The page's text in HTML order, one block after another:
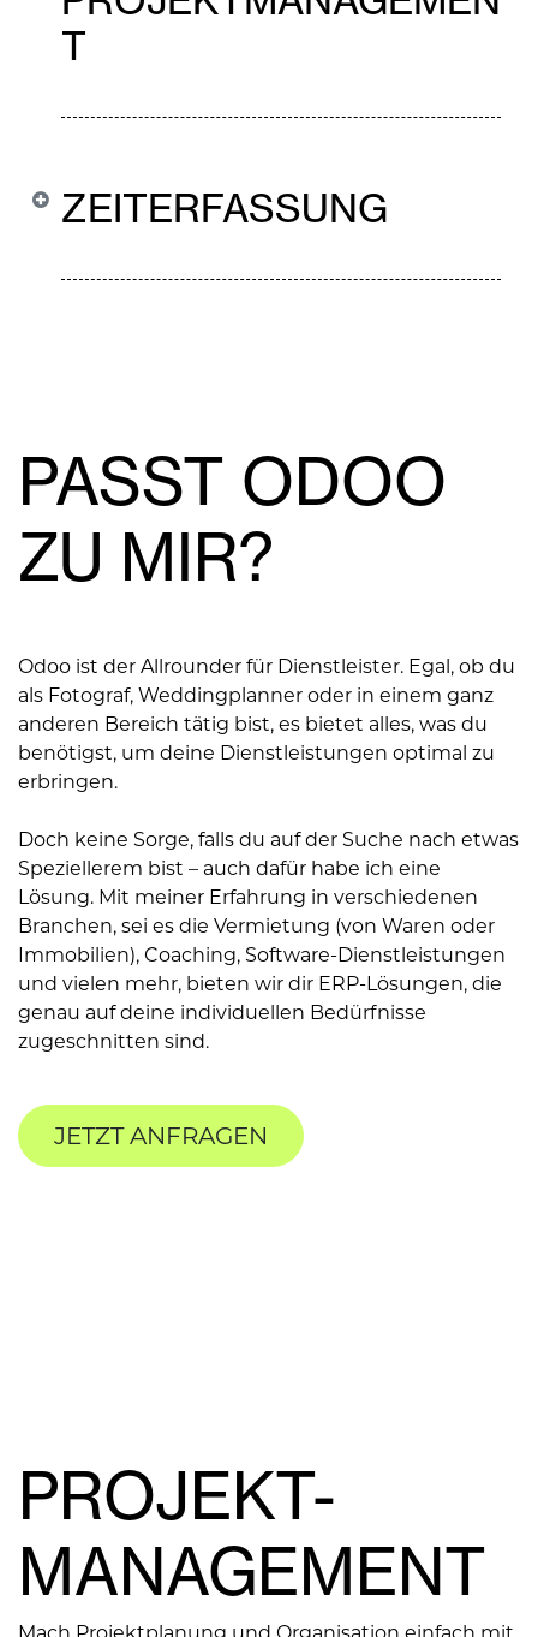
T
ZEITERFASSUNG
PASST ODOO
ZU MIR?
Odoo ist der Allrounder für Dienstleister. Egal, ob du
als Fotograf, Weddingplanner oder in einem ganz
anderen Bereich tätig bist, es bietet alles, was du
benötigst, um deine Dienstleistungen optimal zu
erbringen.
Doch keine Sorge, falls du auf der Suche nach etwas
Speziellerem bist – auch dafür habe ich eine
Lösung. Mit meiner Erfahrung in verschiedenen
Branchen, sei es die Vermietung (von Waren oder
Immobilien), Coaching, Software-Dienstleistungen
und vielen mehr, bieten wir dir ERP-Lösungen, die
genau auf deine individuellen Bedürfnisse
zugeschnitten sind.
JETZT ANFRAGEN
PROJEKT-
MANAGEMENT
Mach Projektplanung und Organisation einfach mit